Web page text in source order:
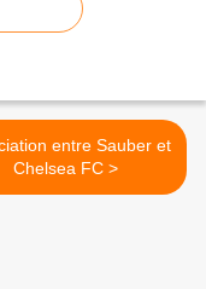
entre Sauber et
Chelsea FC >